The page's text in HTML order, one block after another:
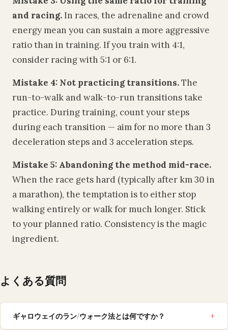
and racing.In races, the adrenaline and crowd
energy mean you can sustain a more aggressive
ratio than in training. If you train with 4:1,
consider racing with 5:1 or 6:1.
Mistake 4: Not practicing transitions.The
run-to-walk and walk-to-run transitions take
practice. During training, count your steps
during each transition — aim for no more than 3
deceleration steps and 3 acceleration steps.
Mistake 5: Abandoning the method mid-race.
When the race gets hard (typically after km 30 in
a marathon), the temptation is to either stop
walking entirely or walk for much longer. Stick
to your planned ratio. Consistency is the magic
ingredient.
よくある質問
ギャロウェイのラン/ウォーク法とは何ですか？